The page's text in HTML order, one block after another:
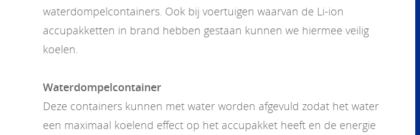
waterdompelcontainers. Ook bij voertuigen waarvan de Li-ion
accupakketten in brand hebben gestaan kunnen we hiermee veilig
koelen.
Waterdompelcontainer
Deze containers kunnen met water worden afgevuld zodat het water
een maximaal koelend effect op het accupakket heeft en de energie